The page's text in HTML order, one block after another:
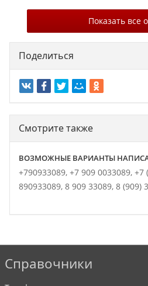
Показать все
Поделиться
Смотрите также
ВОЗМОЖНЫЕ ВАРИАНТЫ
+790933089, +7 909 0033089, +7
890933089, 8 909 33089, 8 (909)
Справочники